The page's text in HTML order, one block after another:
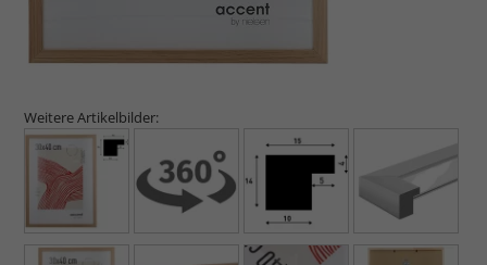
Weitere Artikelbilder: